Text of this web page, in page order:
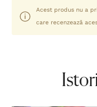
Acest produs nu a
care recenzează